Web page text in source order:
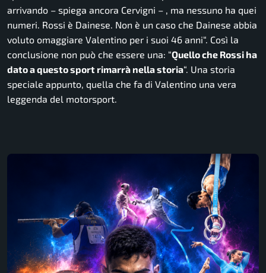
arrivando – spiega ancora Cervigni – , ma nessuno ha quei
numeri. Rossi è Dainese. Non è un caso che Dainese abbia
voluto omaggiare Valentino per i suoi 46 anni“. Così la
conclusione non può che essere una: “Quello che Rossi ha
dato a questo sport rimarrà nella storia“. Una storia
speciale appunto, quella che fa di Valentino una vera
leggenda del motorsport.